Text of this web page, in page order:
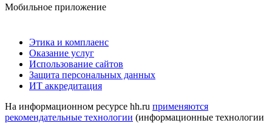
Мобильное приложение
Этика и комплаенс
Оказание услуг
Использование сайтов
Защита персональных данных
ИТ аккредитация
На информационном ресурсе hh.ru применяются
рекомендательные технологии (информационные технологии